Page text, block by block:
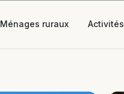
Ménages ruraux Activités